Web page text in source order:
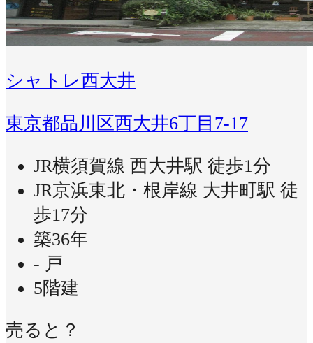
シャトレ西大井
東京都品川区西大井6丁目7-17
JR横須賀線 西大井駅 徒歩1分
JR京浜東北・根岸線 大井町駅 徒
歩17分
築36年
- 戸
5階建
売ると？